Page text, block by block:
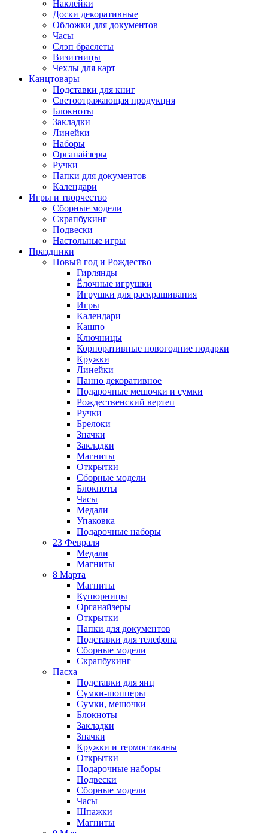
Наклейки
Доски декоративные
Обложки для документов
Часы
Слэп браслеты
Визитницы
Чехлы для карт
Канцтовары
Подставки для книг
Светоотражающая продукция
Блокноты
Закладки
Линейки
Наборы
Органайзеры
Ручки
Папки для документов
Календари
Игры и творчество
Сборные модели
Скрапбукинг
Подвески
Настольные игры
Праздники
Новый год и Рождество
Гирлянды
Ёлочные игрушки
Игрушки для раскрашивания
Игры
Календари
Кашпо
Ключницы
Корпоративные новогодние подарки
Кружки
Линейки
Панно декоративное
Подарочные мешочки и сумки
Рождественский вертеп
Ручки
Брелоки
Значки
Закладки
Магниты
Открытки
Сборные модели
Блокноты
Часы
Медали
Упаковка
Подарочные наборы
23 Февраля
Медали
Магниты
8 Марта
Магниты
Купюрницы
Органайзеры
Открытки
Папки для документов
Подставки для телефона
Сборные модели
Скрапбукинг
Пасха
Подставки для яиц
Сумки-шопперы
Сумки, мешочки
Блокноты
Закладки
Значки
Кружки и термостаканы
Открытки
Подарочные наборы
Подвески
Сборные модели
Часы
Шпажки
Магниты